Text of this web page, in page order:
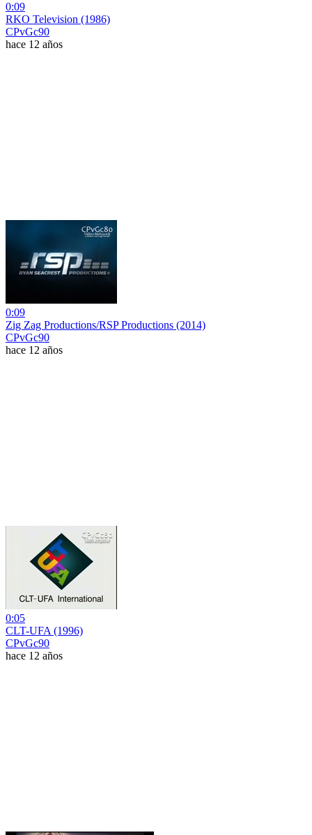
0:09
RKO Television (1986)
CPvGc90
hace 12 años
0:09
Zig Zag Productions/RSP Productions (2014)
CPvGc90
hace 12 años
0:05
CLT-UFA (1996)
CPvGc90
hace 12 años